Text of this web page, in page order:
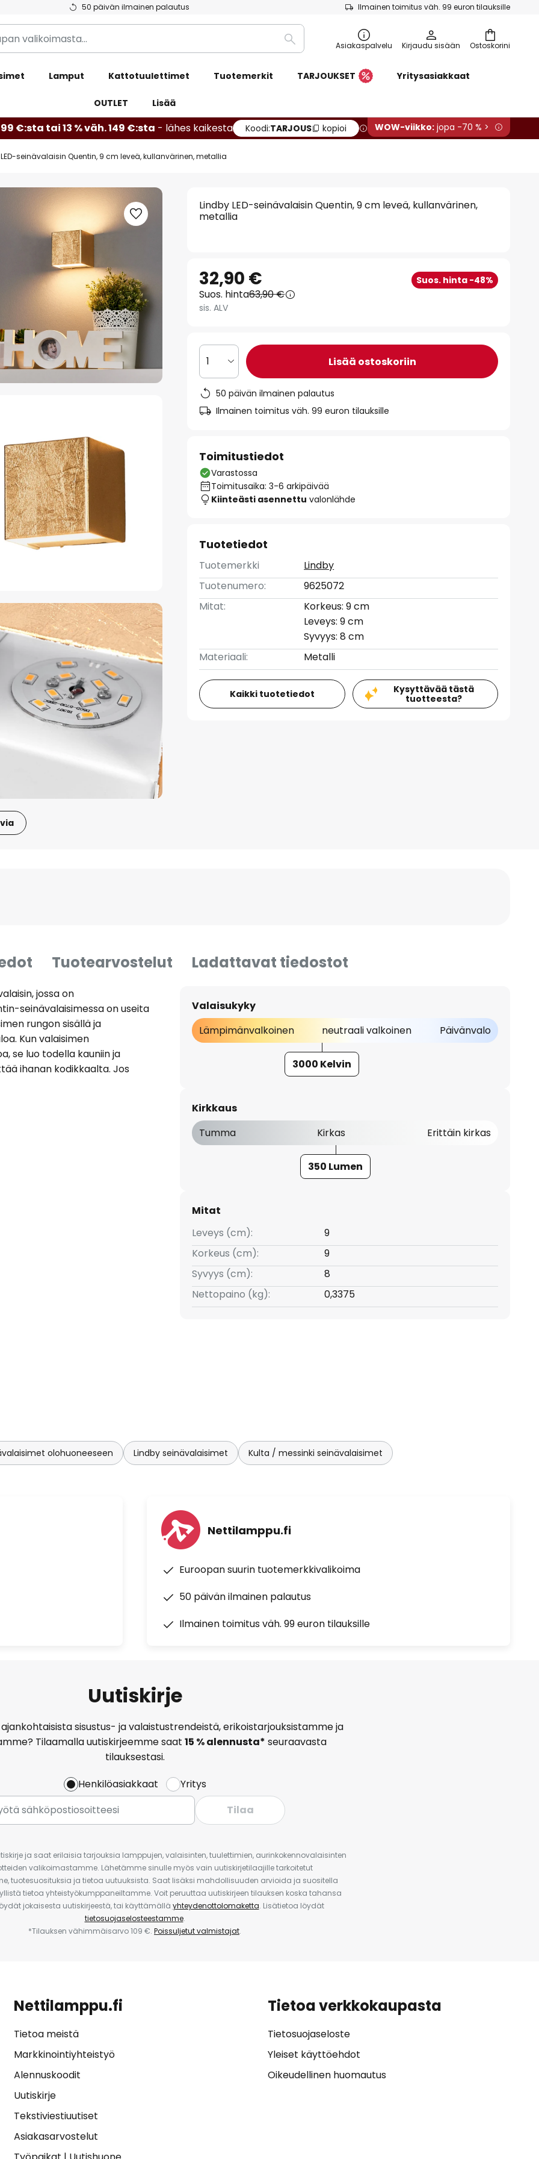
50 päivän ilmainen palautus Ilmainen toimitus väh. 99 euron tilauksille
Ostoskorini
Etsi Asiakaspalvelu Kirjaudu sisään
Lamput Kattotuulettimet Tuotemerkit TARJOUKSET Yritysasiakkaat
OUTLET Lisää
€:sta tai 13 % väh. 149 €:sta - lähes kaikesta Koodi:TARJOUS kopioi WOW-viikko: jopa -70 % >
seinävalaisin Quentin, 9 cm leveä, kullanvärinen, metallia
Lindby LED-seinävalaisin Quentin, 9 cm leveä, kullanvärinen,
metallia
32,90 € Suos. hinta -48%
Suos. hinta63,90 €
sis. ALV
1 Lisää ostoskoriin
50 päivän ilmainen palautus
Ilmainen toimitus väh. 99 euron tilauksille
Toimitustiedot
Varastossa
Toimitusaika: 3-6 arkipäivää
Kiinteästi asennettu valonlähde
Tuotetiedot
Tuotemerkki
Lindby
Tuotenumero:
9625072
Mitat:
Korkeus: 9 cm
Leveys: 9 cm
Syvyys: 8 cm
Materiaali:
Metalli
Kaikki tuotetiedot
Kysyttävää tästä
tuotteesta?
Tuotearvostelut Ladattavat tiedostot
jossa on
seinävalaisimessa on useita
rungon sisällä ja
Kun valaisimen
se luo todella kauniin ja
ihanan kodikkaalta. Jos
olet tyytyväinen myös
Valaisukyky
Lämpimänvalkoinen
neutraali valkoinen Päivänvalo
3000 Kelvin
Kirkkaus
Tumma
Kirkas Erittäin kirkas
350 Lumen
Mitat
Leveys (cm):
9
Korkeus (cm):
9
Syvyys (cm):
8
Nettopaino (kg):
0,3375
olohuoneeseen Lindby seinävalaisimet Kulta / messinki seinävalaisimet
Nettilamppu.fi
Euroopan suurin tuotemerkkivalikoima
50 päivän ilmainen palautus
Ilmainen toimitus väh. 99 euron tilauksille
Uutiskirje
sisustus- ja valaistustrendeistä, erikoistarjouksistamme ja
Tilaamalla uutiskirjeemme saat 15 % alennusta* seuraavasta
tilauksestasi.
Henkilöasiakkaat
Yritys
Tilaa
ja saat erilaisia tarjouksia lamppujen, valaisinten, tuulettimien, aurinkokennovalaisinten
valikoimastamme. Lähetämme sinulle myös vain uutiskirjetilaajille tarkoitetut
tuotesuosituksia ja tietoa uutuuksista. Saat lisäksi mahdollisuuden arvioida ja suositella
tietoa yhteistyökumppaneiltamme. Voit peruuttaa uutiskirjeen tilauksen koska tahansa
jokaisesta uutiskirjeestä, tai käyttämällä yhteydenottolomaketta. Lisätietoa löydät
tietosuojaselosteestamme.
*Tilauksen vähimmäisarvo 109 €. Poissuljetut valmistajat.
Nettilamppu.fi
Tietoa meistä
Markkinointiyhteistyö
Alennuskoodit
Uutiskirje
Tekstiviestiuutiset
Asiakasarvostelut
Tietoa verkkokaupasta
Tietosuojaseloste
Yleiset käyttöehdot
Oikeudellinen huomautus